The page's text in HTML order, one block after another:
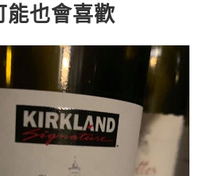
能也會喜歡